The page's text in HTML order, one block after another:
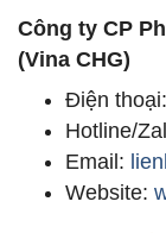
Công ty CP
(Vina CHG)
Điện
Hotline/
Email:
Website: